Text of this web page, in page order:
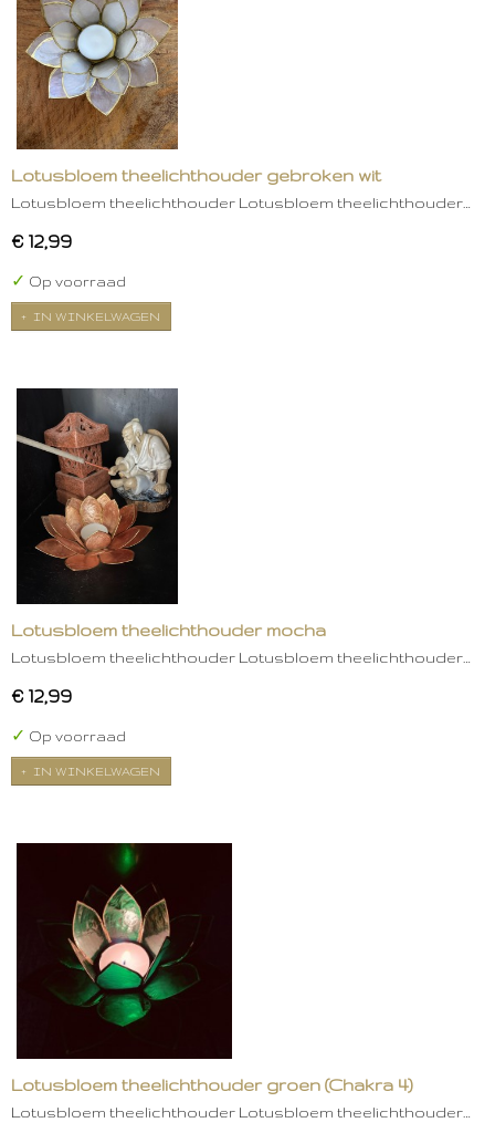
Lotusbloem theelichthouder gebroken wit
Lotusbloem theelichthouder Lotusbloem theelichthouder…
€ 12,99
✓ Op voorraad
IN WINKELWAGEN
Lotusbloem theelichthouder mocha
Lotusbloem theelichthouder Lotusbloem theelichthouder…
€ 12,99
✓ Op voorraad
IN WINKELWAGEN
Lotusbloem theelichthouder groen (Chakra 4)
Lotusbloem theelichthouder Lotusbloem theelichthouder…